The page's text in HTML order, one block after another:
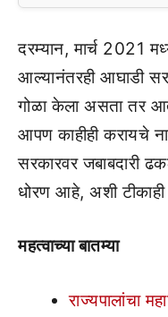
दरम्यान, मार्च 2021
आल्यानंतरही आघाडी
गोळा केला असता तर
आपण काहीही करायचे
सरकारवर जबाबदारी
धोरण आहे, अशी टीकाही
महत्वाच्या बातम्या
राज्यपालांचा